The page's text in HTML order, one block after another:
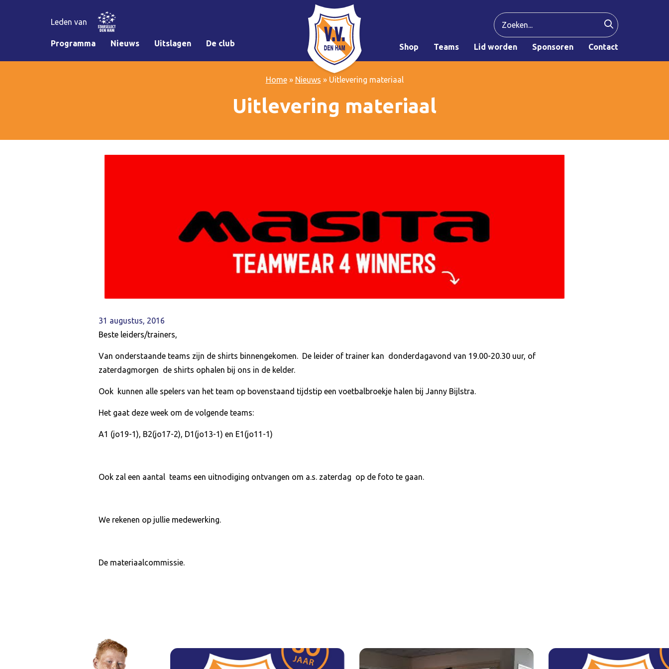
Leden van
Programma Nieuws Uitslagen De club Shop Teams Lid worden Sponsoren Contact
Home» Nieuws » Uitlevering materiaal
Uitlevering materiaal
31 augustus, 2016
Beste leiders/trainers,
Van onderstaande teams zijn de shirts binnengekomen. De leider of trainer kan donderdagavond van 19.00-20.30 uur, of
zaterdagmorgen de shirts ophalen bij ons in de kelder.
Ook kunnen alle spelers van het team op bovenstaand tijdstip een voetbalbroekje halen bij Janny Bijlstra.
Het gaat deze week om de volgende teams:
A1 (jo19-1), B2(jo17-2), D1(jo13-1) en E1(jo11-1)
Ook zal een aantal teams een uitnodiging ontvangen om a.s. zaterdag op de foto te gaan.
We rekenen op jullie medewerking.
De materiaalcommissie.